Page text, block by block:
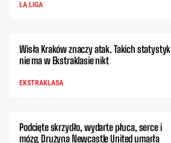
LA LIGA
Wisła Kraków znaczy atak. Takich statystyk
nie ma w Ekstraklasie nikt
EKSTRAKLASA
Podcięte skrzydło, wydarte płuca, serce i
mózg. Drużyna Newcastle United umarła